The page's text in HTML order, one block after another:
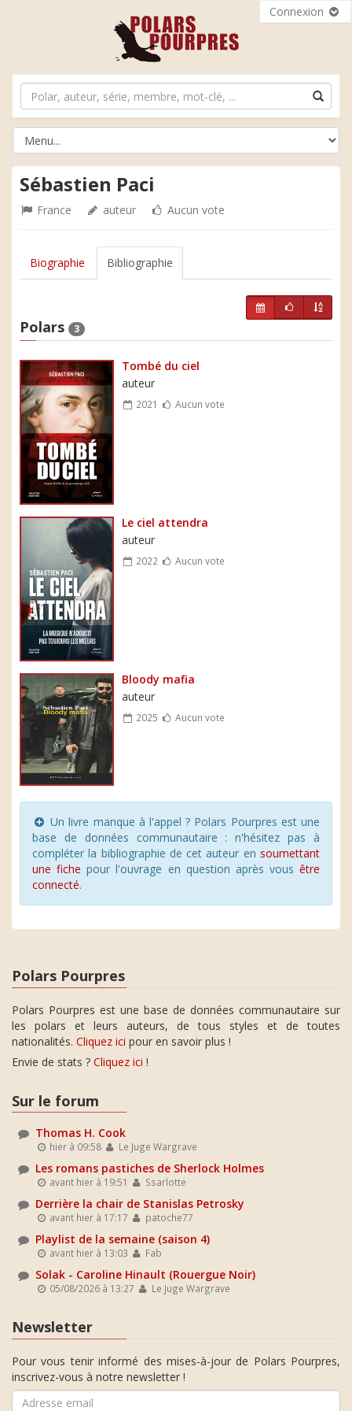
Connexion
Sébastien Paci
France auteur Aucun vote
Biographie Bibliographie
Polars 3
Tombé du ciel
auteur
2021 Aucun vote
Le ciel attendra
auteur
2022 Aucun vote
Bloody mafia
auteur
2025 Aucun vote
Un livre manque à l'appel ? Polars Pourpres est une
base de données communautaire : n'hésitez pas à
compléter la bibliographie de cet auteur en soumettant
une fiche pour l'ouvrage en question après vous être
connecté.
Polars Pourpres
Polars Pourpres est une base de données communautaire sur
les polars et leurs auteurs, de tous styles et de toutes
nationalités. Cliquez ici pour en savoir plus !
Envie de stats ? Cliquez ici !
Sur le forum
Thomas H. Cook
hier à 09:58 Le Juge Wargrave
Les romans pastiches de Sherlock Holmes
avant hier à 19:51 Ssarlotte
Derrière la chair de Stanislas Petrosky
avant hier à 17:17 patoche77
Playlist de la semaine (saison 4)
avant hier à 13:03 Fab
Solak - Caroline Hinault (Rouergue Noir)
05/08/2026 à 13:27 Le Juge Wargrave
Newsletter
Pour vous tenir informé des mises-à-jour de Polars Pourpres,
inscrivez-vous à notre newsletter !